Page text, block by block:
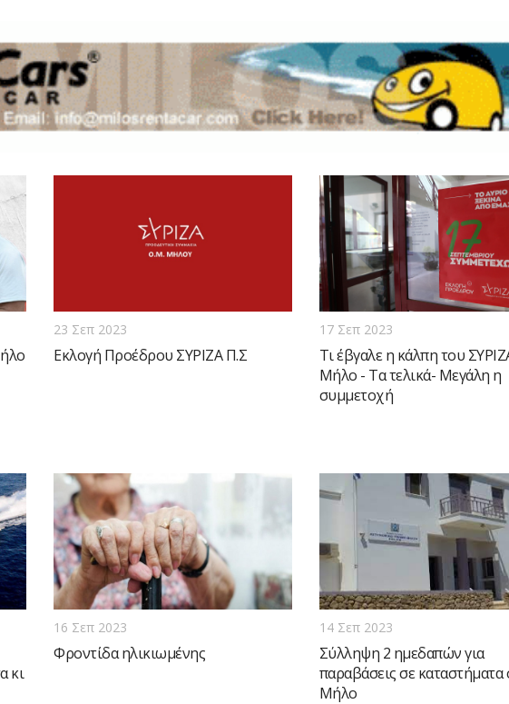
23 Σεπ 2023
Εκλογή Προέδρου ΣΥΡΙΖΑ Π.Σ
17 Σεπ 2023
Τι έβγαλε η κάλπη του
Μήλο - Τα τελικά- Μεγάλη η
συμμετοχή
κι
16 Σεπ 2023
Φροντίδα ηλικιωμένης
14 Σεπ 2023
Σύλληψη 2 ημεδαπών για
παραβάσεις σε καταστήματα
Μήλο